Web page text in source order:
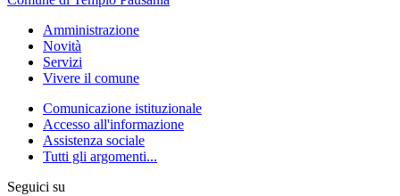
Amministrazione
Novità
Servizi
Vivere il comune
Comunicazione istituzionale
Accesso all'informazione
Assistenza sociale
Tutti gli argomenti...
Seguici su